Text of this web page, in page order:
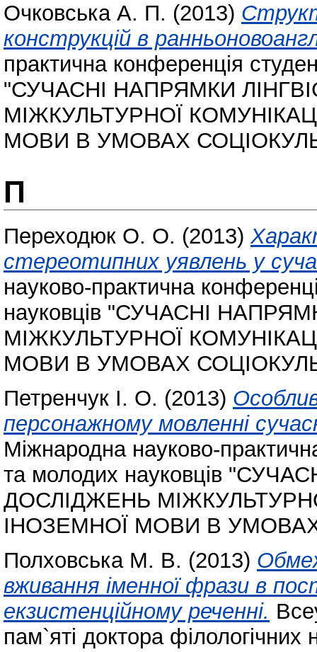
Очковська А. П. (2013)
конструкцій в
практична конференція
"СУЧАСНІ НАПРЯМКИ
МІЖКУЛЬТУРНОЇ
МОВИ В УМОВАХ
П
Переходюк О. О. (2013)
стереотипних уявлень у
науково-практична
науковців "СУЧАСНІ
МІЖКУЛЬТУРНОЇ
МОВИ В УМОВАХ
Петренчук І. О. (2013)
персонажному мовленні
Міжнародна науково-
та молодих науковців
ДОСЛІДЖЕНЬ
ІНОЗЕМНОЇ МОВИ В
Полховська М. В. (2013)
вживання іменної фрази в
екзистенційному реченні.
пам`яті доктора